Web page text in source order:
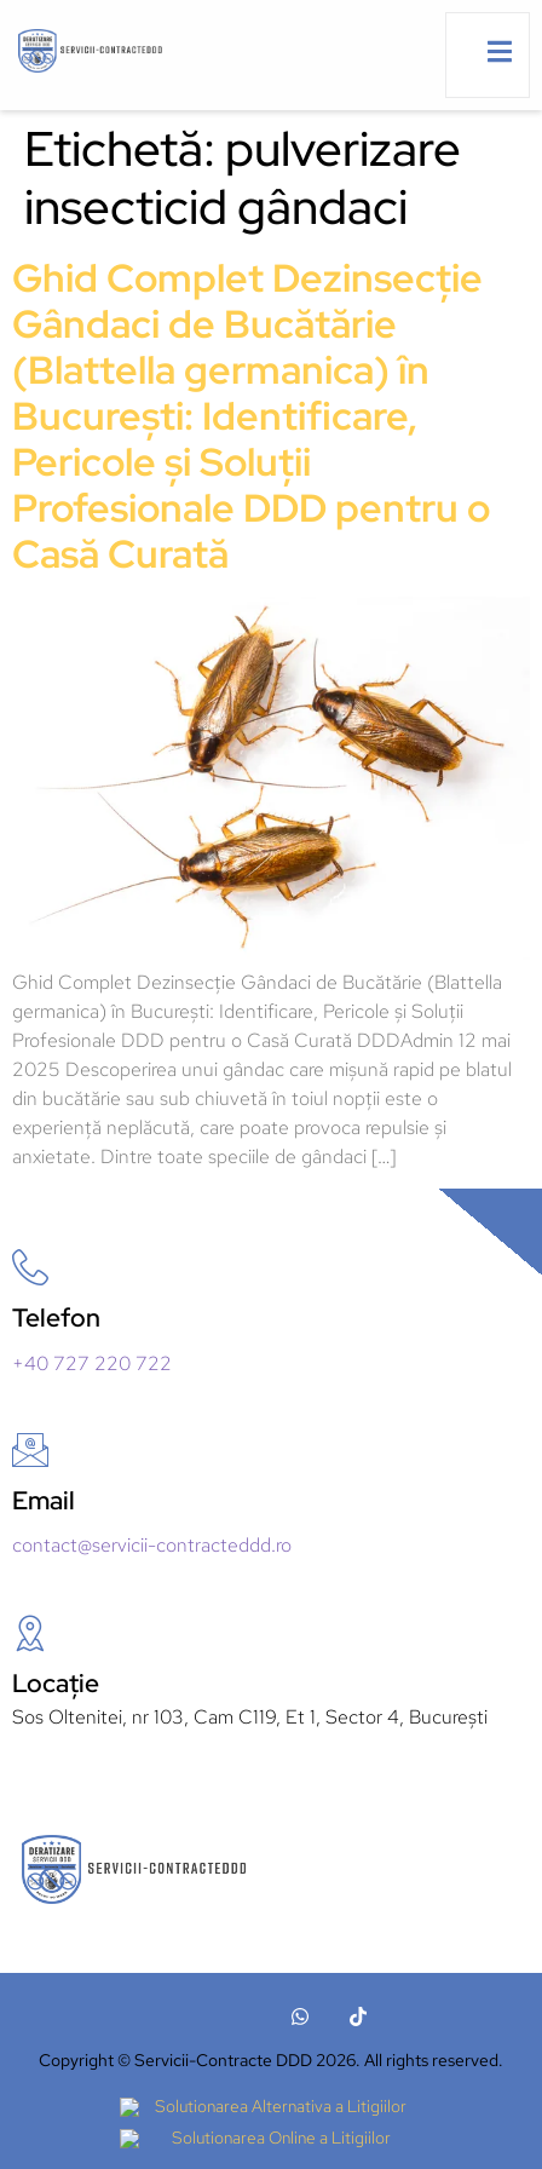
Etichetă: pulverizare
insecticid gândaci
Ghid Complet Dezinsecție
Gândaci de Bucătărie
(Blattella germanica) în
București: Identificare,
Pericole și Soluții
Profesionale DDD pentru o
Casă Curată
Ghid Complet Dezinsecție Gândaci de Bucătărie (Blattella
germanica) în București: Identificare, Pericole și Soluții
Profesionale DDD pentru o Casă Curată DDDAdmin 12 mai
2025 Descoperirea unui gândac care mișună rapid pe blatul
din bucătărie sau sub chiuvetă în toiul nopții este o
experiență neplăcută, care poate provoca repulsie și
anxietate. Dintre toate speciile de gândaci […]
Telefon
+40 727 220 722
Email
contact@servicii-contracteddd.ro
Locație
Sos Oltenitei, nr 103, Cam C119, Et 1, Sector 4, București
Copyright © Servicii-Contracte DDD 2026. All rights reserved.